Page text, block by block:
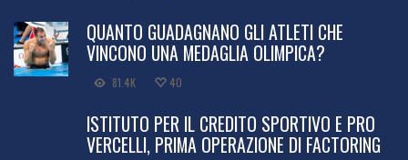
QUANTO GUADAGNANO GLI ATLETI CHE
VINCONO UNA MEDAGLIA OLIMPICA?
81.4K 40
ISTITUTO PER IL CREDITO SPORTIVO E PRO
VERCELLI, PRIMA OPERAZIONE DI FACTORING